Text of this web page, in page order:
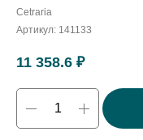
Cetraria
Артикул: 141133
11 358.6 ₽